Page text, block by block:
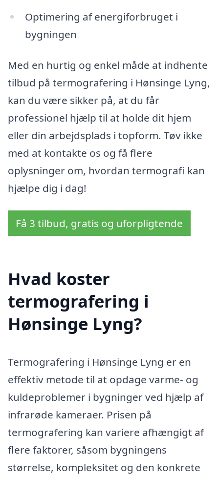
Optimering af energiforbruget i
bygningen
Med en hurtig og enkel måde at indhente
tilbud på termografering i Hønsinge Lyng,
kan du være sikker på, at du får
professionel hjælp til at holde dit hjem
eller din arbejdsplads i topform. Tøv ikke
med at kontakte os og få flere
oplysninger om, hvordan termografi kan
hjælpe dig i dag!
Få 3 tilbud, gratis og uforpligtende
Hvad koster
termografering i
Hønsinge Lyng?
Termografering i Hønsinge Lyng er en
effektiv metode til at opdage varme- og
kuldeproblemer i bygninger ved hjælp af
infrarøde kameraer. Prisen på
termografering kan variere afhængigt af
flere faktorer, såsom bygningens
størrelse, kompleksitet og den konkrete